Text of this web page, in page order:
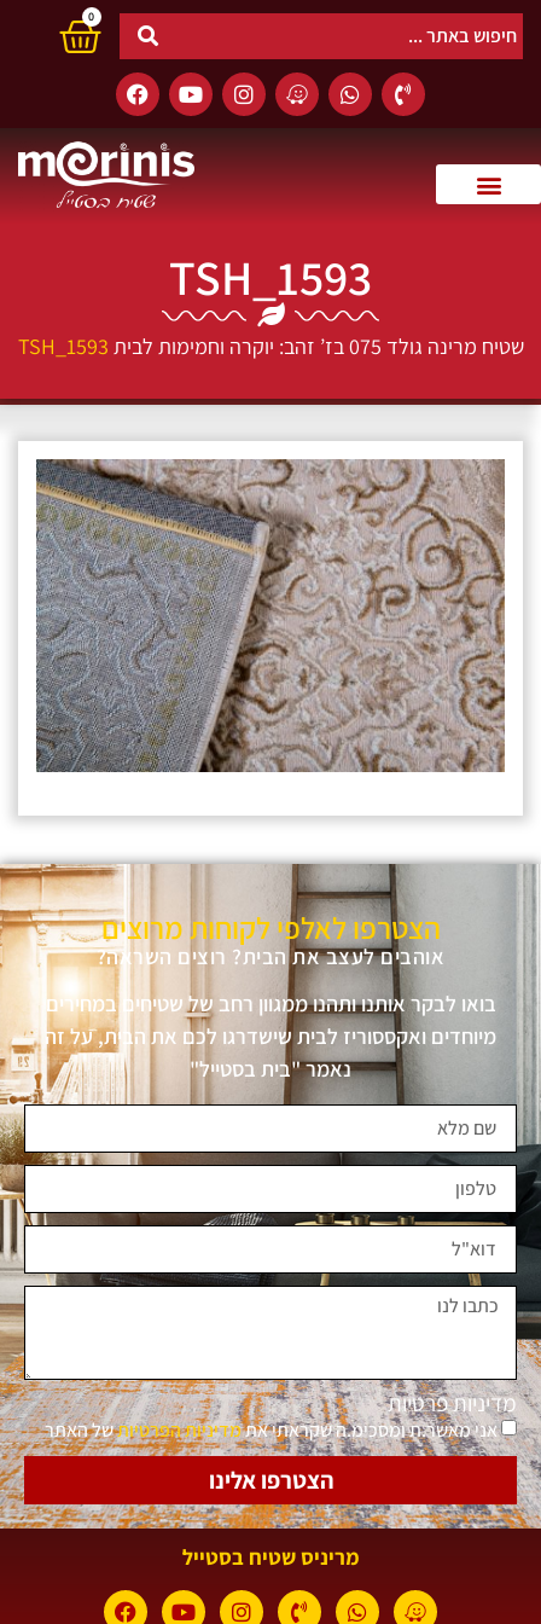
0
TSH_1593
שטיח מרינה גולד 075 בז’ זהב: יוקרה וחמימות לבית TSH_1593
הצטרפו לאלפי לקוחות מרוצים
אוהבים לעצב את הבית? רוצים השראה?
בואו לבקר אותנו ותהנו ממגוון רחב של שטיחים במחירים
מיוחדים ואקססוריז לבית שישדרגו לכם את הבית, על זה
נאמר "בית בסטייל"
מדיניות פרטיות
אני מאשר.ת ומסכימ.ה שקראתי אתמדיניות הפרטיותשל האתר
הצטרפו אלינו
מריניס שטיח בסטייל